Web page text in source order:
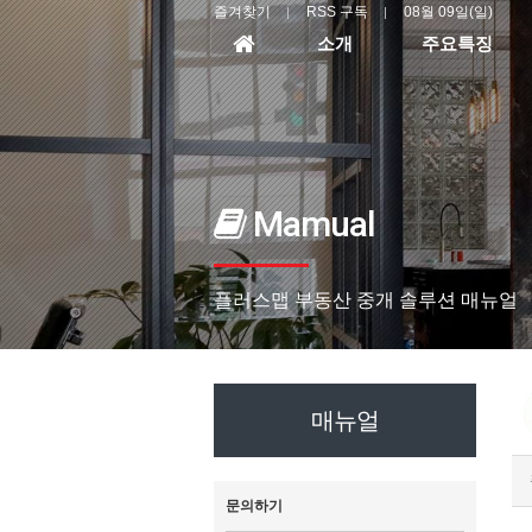
즐겨찾기 RSS 구독 08월 09일(일)
홈
으
로
소개 주요특징
Mamual
플러스맵 부동산 중개 솔루션 매뉴얼
매뉴얼
문의하기